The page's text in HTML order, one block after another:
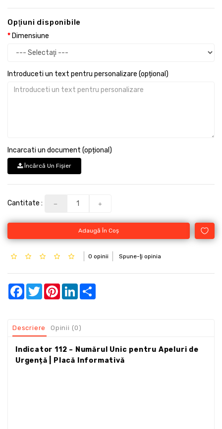
Opţiuni disponibile
Dimensiune
Introduceti un text pentru personalizare (opțional)
Incarcati un document (opțional)
Încărcă Un Fişier
Cantitate :
Adaugă În Coş
0 opinii Spune-ţi opinia
Facebook
TwitterPinterestLinkedIn
Descriere Opinii (0)
Indicator 112 – Numărul Unic pentru Apeluri de
Urgență | Placă Informativă